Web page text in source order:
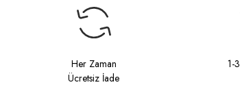
Her Zaman
Ücretsiz İade
1-